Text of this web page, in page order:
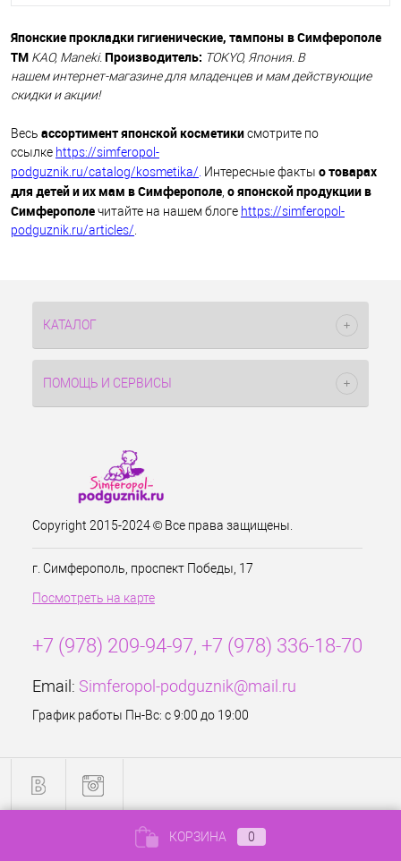
Японские прокладки гигиенические, тампоны в Симферополе
ТМ KAO, Maneki. Производитель: TOKYO, Япония. В
нашем интернет-магазине для младенцев и мам действующие
скидки и акции!
Весь ассортимент японской косметикисмотрите по
ссылке https://simferopol-
podguznik.ru/catalog/kosmetika/ Интересные факты о товарах
для детей и их мам в Симферополе о японской продукции в
Симферополечитайте на нашем блоге https://simferopol-
podguznik.ru/articles/
КАТАЛОГ
ПОМОЩЬ И СЕРВИСЫ
Copyright 2015-2024 © Все права защищены.
г. Симферополь, проспект Победы, 17
Посмотреть на карте
+7 (978) 209-94-97, +7 (978) 336-18-70
Email: Simferopol-podguznik@mail.ru
График работы Пн-Вс: с 9:00 до 19:00
КОРЗИНА 0